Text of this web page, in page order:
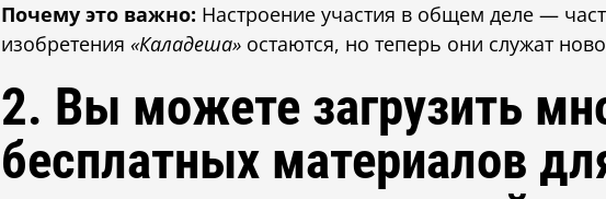
Почему это важно: Настроение участия в общем деле —
изобретения «Каладеша» остаются, но теперь они служат
2. Вы можете загрузить
бесплатных материалов